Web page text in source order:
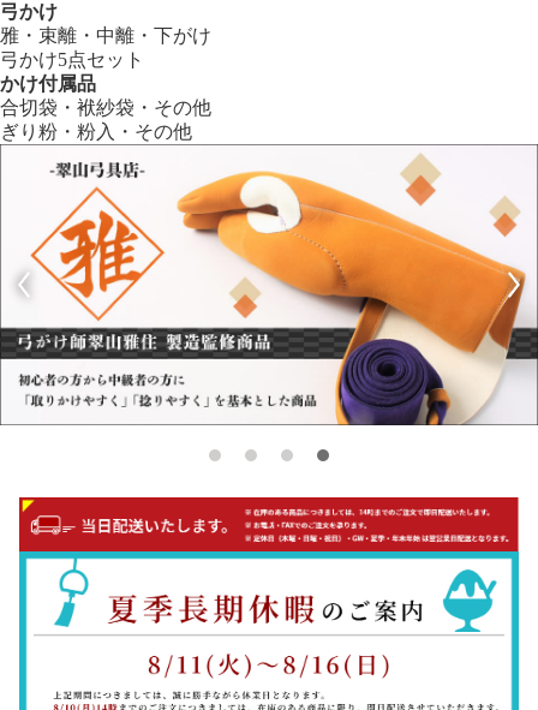
弓かけ
雅・束離・中離・下がけ
弓かけ5点セット
かけ付属品
合切袋・袱紗袋・その他
ぎり粉・粉入・その他